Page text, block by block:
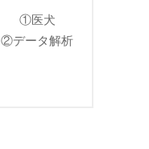
①医犬
②データ解析